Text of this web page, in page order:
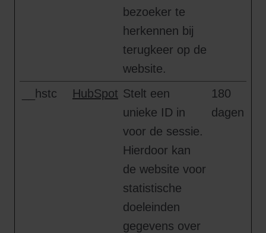
bezoeker te
herkennen bij
terugkeer op de
website.
__hstc HubSpot Stelt een
unieke ID in
voor de sessie.
Hierdoor kan
de website voor
statistische
doeleinden
gegevens over
180
dagen